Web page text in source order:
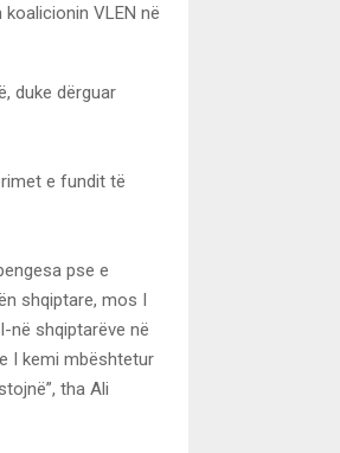
VLEN në
duke dërguar
e fundit të
pse e
shqiptare, mos I
në shqiptarëve në
I kemi mbështetur
tha Ali